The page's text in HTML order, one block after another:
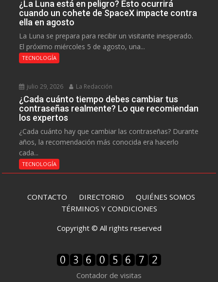
¿La Luna está en peligro? Esto ocurrirá
cuando un cohete de SpaceX impacte contra
ella en agosto
La Luna se prepara para recibir un visitante inesperado.
El próximo miércoles 5 de agosto, una...
TECNOLOGÍA
julio 29, 2026 La Redacción
¿Cada cuánto tiempo debes cambiar tus
contraseñas realmente? Lo que recomiendan
los expertos
¿Cada cuánto hay que cambiar las contraseñas? Durante
años, la recomendación más conocida era hacerlo
cada...
TECNOLOGÍA
CONTACTO DIRECTORIO QUIÉNES SOMOS
TÉRMINOS Y CONDICIONES
Copyright © All rights reserved
Contador de visitas